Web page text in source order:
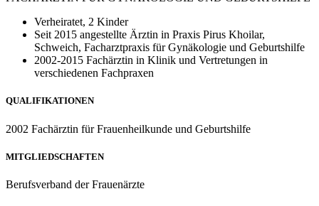
Verheiratet, 2 Kinder
Seit 2015 angestellte Ärztin in Praxis Pirus Khoilar,
Schweich, Facharztpraxis für Gynäkologie und Geburtshilfe
2002-2015 Fachärztin in Klinik und Vertretungen in
verschiedenen Fachpraxen
QUALIFIKATIONEN
2002 Fachärztin für Frauenheilkunde und Geburtshilfe
MITGLIEDSCHAFTEN
Berufsverband der Frauenärzte